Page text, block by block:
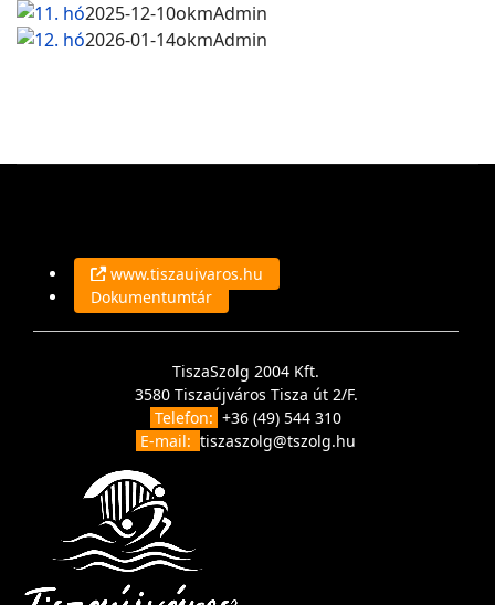
11. hó2025-12-10okmAdmin
12. hó2026-01-14okmAdmin
www.tiszaujvaros.hu
Dokumentumtár
TiszaSzolg 2004 Kft.
3580 Tiszaújváros Tisza út 2/F.
Telefon: +36 (49) 544 310
E-mail: tiszaszolg@tszolg.hu